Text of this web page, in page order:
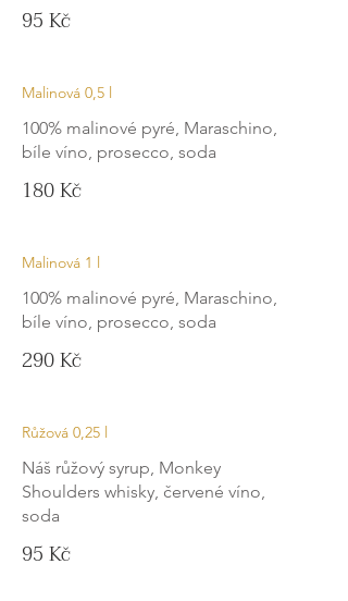
95 Kč
Malinová 0,5 l
100% malinové pyré, Maraschino,
bíle víno, prosecco, soda
180 Kč
Malinová 1 l
100% malinové pyré, Maraschino,
bíle víno, prosecco, soda
290 Kč
Růžová 0,25 l
Náš růžový syrup, Monkey
Shoulders whisky, červené víno,
soda
95 Kč